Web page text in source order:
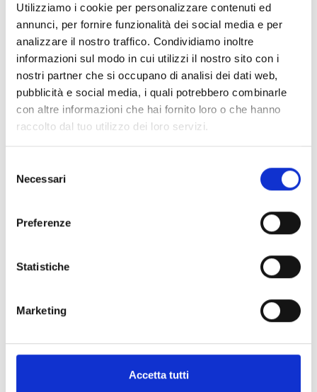
Utilizziamo i cookie per personalizzare contenuti ed
annunci, per fornire funzionalità dei social media e per
analizzare il nostro traffico. Condividiamo inoltre
informazioni sul modo in cui utilizzi il nostro sito con i
nostri partner che si occupano di analisi dei dati web,
pubblicità e social media, i quali potrebbero combinarle
con altre informazioni che hai fornito loro o che hanno
raccolto dal tuo utilizzo dei loro servizi.
delNecessari
Preferenze
Statistiche
Marketing
Accetta tutti